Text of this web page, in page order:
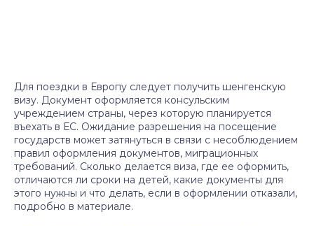
Для поездки в Европу следует получить шенгенскую
визу. Документ оформляется консульским
учреждением страны, через которую планируется
въехать в ЕС. Ожидание разрешения на посещение
государств может затянуться в связи с несоблюдением
правил оформления документов, миграционных
требований. Сколько делается виза, где ее оформить,
отличаются ли сроки на детей, какие документы для
этого нужны и что делать, если в оформлении отказали,
подробно в материале.